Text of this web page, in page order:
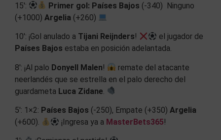
15′: Primer gol: Países Bajos (-340) Ninguno
(+1000) Argelia (+260)
10′: ¡Gol anulado a Tijani Reijnders!
el jugador de
Países Bajos estaba en posición adelantada.
8′: ¡Al palo Donyell Malen!
remate del atacante
neerlandés que se estrella en el palo derecho del
guardameta Luca Zidane
5′: 1×2: Países Bajos (-250), Empate (+350) Argelia
(+600).
¡Ingresa ya a MasterBets365!